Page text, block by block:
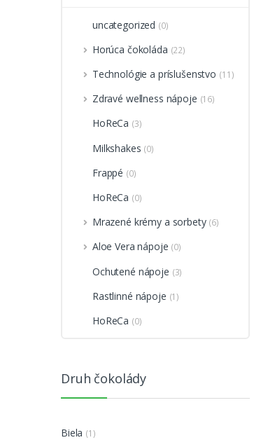
uncategorized (0)
Horúca čokoláda (22)
Technológie a príslušenstvo (11)
Zdravé wellness nápoje (16)
HoReCa (3)
Milkshakes (0)
Frappé (0)
HoReCa (0)
Mrazené krémy a sorbety (6)
Aloe Vera nápoje (0)
Ochutené nápoje (3)
Rastlinné nápoje (1)
HoReCa (0)
Druh čokolády
Biela (1)